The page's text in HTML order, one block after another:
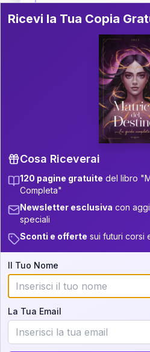
Guida completa
Il libro è in fase di scrittura.
per ricevere
P.S.
Scorri più in basso
un'interpretazione
Iscriviti alla
aggiornamenti quando
Cosa scoprirete
💕 Come rafforzare la vostra
Ricevi la Tua Copia Gratuita
Ricevi la Tua Copia
Cosa Riceverai
120 pagine gratuite del libro
Completa"
Newsletter esclusiva con
speciali
Sconti e offerte sui futuri corsi
Il Tuo Nome
La Tua Email